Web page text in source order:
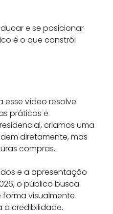
e se posicionar
é o que constrói
esse vídeo resolve
práticos e
criamos uma
diretamente, mas
compras.
e a apresentação
o público busca
visualmente
credibilidade.